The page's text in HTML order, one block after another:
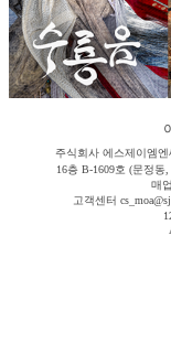
주식회사 에스제이엠
16층 B-1609호 (문정
매
고객센터